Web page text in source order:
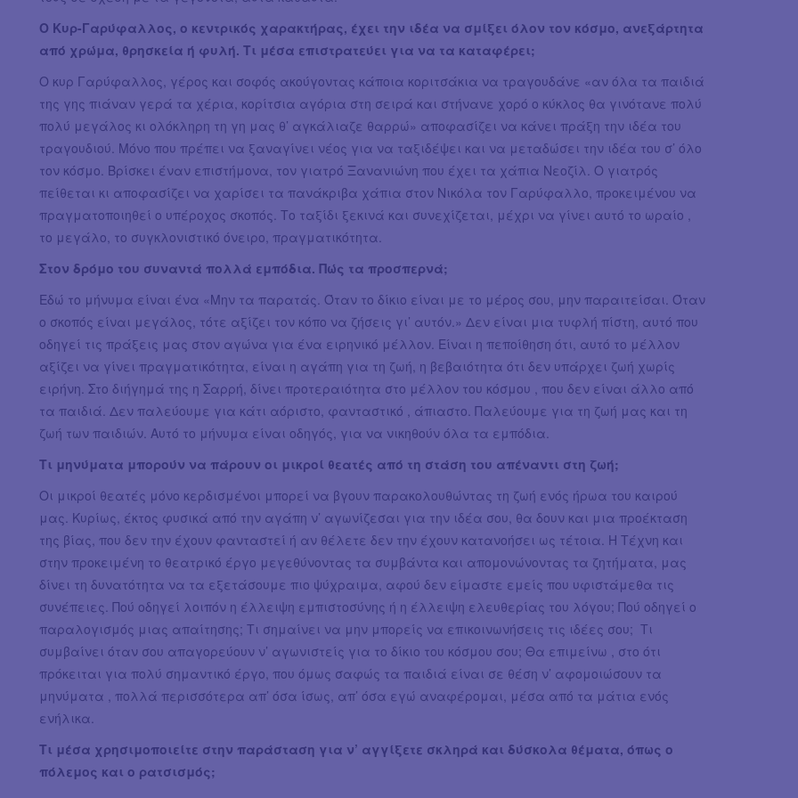
Ο Κυρ-Γαρύφαλλος, ο κεντρικός χαρακτήρας, έχει την ιδέα να σμίξει όλον τον κόσμο, ανεξάρτητα
από χρώμα, θρησκεία ή φυλή. Τι μέσα επιστρατεύει για να τα καταφέρει;
Ο κυρ Γαρύφαλλος, γέρος και σοφός ακούγοντας κάποια κοριτσάκια να τραγουδάνε «αν όλα τα παιδιά
της γης πιάναν γερά τα χέρια, κορίτσια αγόρια στη σειρά και στήνανε χορό ο κύκλος θα γινότανε πολύ
πολύ μεγάλος κι ολόκληρη τη γη μας θ’ αγκάλιαζε θαρρώ» αποφασίζει να κάνει πράξη την ιδέα του
τραγουδιού. Μόνο που πρέπει να ξαναγίνει νέος για να ταξιδέψει και να μεταδώσει την ιδέα του σ’ όλο
τον κόσμο. Βρίσκει έναν επιστήμονα, τον γιατρό Ξανανιώνη που έχει τα χάπια Νεοζίλ. Ο γιατρός
πείθεται κι αποφασίζει να χαρίσει τα πανάκριβα χάπια στον Νικόλα τον Γαρύφαλλο, προκειμένου να
πραγματοποιηθεί ο υπέροχος σκοπός. Το ταξίδι ξεκινά και συνεχίζεται, μέχρι να γίνει αυτό το ωραίο ,
το μεγάλο, το συγκλονιστικό όνειρο, πραγματικότητα.
Στον δρόμο του συναντά πολλά εμπόδια. Πώς τα προσπερνά;
Εδώ το μήνυμα είναι ένα «Μην τα παρατάς. Όταν το δίκιο είναι με το μέρος σου, μην παραιτείσαι. Όταν
ο σκοπός είναι μεγάλος, τότε αξίζει τον κόπο να ζήσεις γι’ αυτόν.» Δεν είναι μια τυφλή πίστη, αυτό που
οδηγεί τις πράξεις μας στον αγώνα για ένα ειρηνικό μέλλον. Είναι η πεποίθηση ότι, αυτό το μέλλον
αξίζει να γίνει πραγματικότητα, είναι η αγάπη για τη ζωή, η βεβαιότητα ότι δεν υπάρχει ζωή χωρίς
ειρήνη. Στο διήγημά της η Σαρρή, δίνει προτεραιότητα στο μέλλον του κόσμου , που δεν είναι άλλο από
τα παιδιά. Δεν παλεύουμε για κάτι αόριστο, φανταστικό , άπιαστο. Παλεύουμε για τη ζωή μας και τη
ζωή των παιδιών. Αυτό το μήνυμα είναι οδηγός, για να νικηθούν όλα τα εμπόδια.
Tι μηνύματα μπορούν να πάρουν οι μικροί θεατές από τη στάση του απέναντι στη ζωή;
Οι μικροί θεατές μόνο κερδισμένοι μπορεί να βγουν παρακολουθώντας τη ζωή ενός ήρωα του καιρού
μας. Κυρίως, έκτος φυσικά από την αγάπη ν’ αγωνίζεσαι για την ιδέα σου, θα δουν και μια προέκταση
της βίας, που δεν την έχουν φανταστεί ή αν θέλετε δεν την έχουν κατανοήσει ως τέτοια. Η Τέχνη και
στην προκειμένη το θεατρικό έργο μεγεθύνοντας τα συμβάντα και απομονώνοντας τα ζητήματα, μας
δίνει τη δυνατότητα να τα εξετάσουμε πιο ψύχραιμα, αφού δεν είμαστε εμείς που υφιστάμεθα τις
συνέπειες. Πού οδηγεί λοιπόν η έλλειψη εμπιστοσύνης ή η έλλειψη ελευθερίας του λόγου; Πού οδηγεί ο
παραλογισμός μιας απαίτησης; Τι σημαίνει να μην μπορείς να επικοινωνήσεις τις ιδέες σου; Τι
συμβαίνει όταν σου απαγορεύουν ν’ αγωνιστείς για το δίκιο του κόσμου σου; Θα επιμείνω , στο ότι
πρόκειται για πολύ σημαντικό έργο, που όμως σαφώς τα παιδιά είναι σε θέση ν’ αφομοιώσουν τα
μηνύματα , πολλά περισσότερα απ’ όσα ίσως, απ’ όσα εγώ αναφέρομαι, μέσα από τα μάτια ενός
ενήλικα.
Τι μέσα χρησιμοποιείτε στην παράσταση για ν’ αγγίξετε σκληρά και δύσκολα θέματα, όπως ο
πόλεμος και ο ρατσισμός;